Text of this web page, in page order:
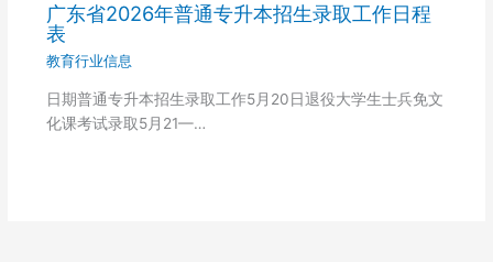
广东省2026年普通专升本招生录取工作日程
表
教育行业信息
日期普通专升本招生录取工作5月20日退役大学生士兵免文
化课考试录取5月21—…